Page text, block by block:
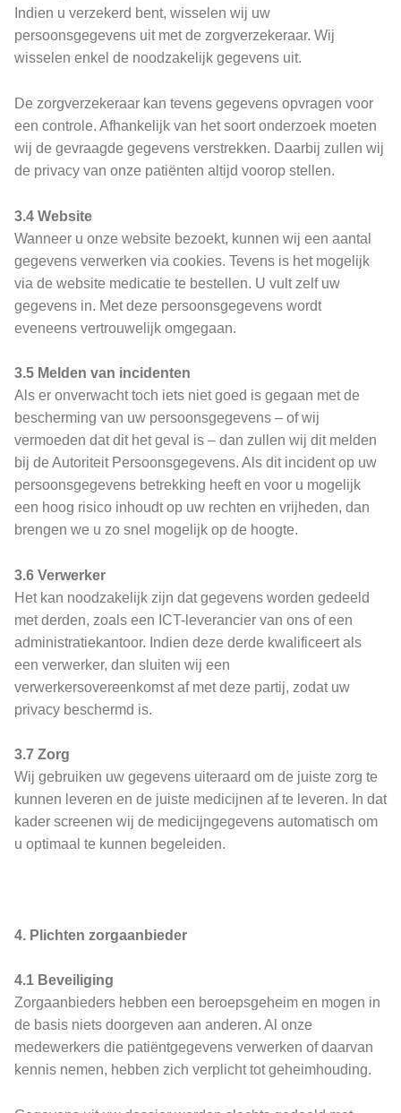
Indien u verzekerd bent, wisselen wij uw
persoonsgegevens uit met de zorgverzekeraar. Wij
wisselen enkel de noodzakelijk gegevens uit.
De zorgverzekeraar kan tevens gegevens opvragen voor
een controle. Afhankelijk van het soort onderzoek moeten
wij de gevraagde gegevens verstrekken. Daarbij zullen wij
de privacy van onze patiënten altijd voorop stellen.
3.4 Website
Wanneer u onze website bezoekt, kunnen wij een aantal
gegevens verwerken via cookies. Tevens is het mogelijk
via de website medicatie te bestellen. U vult zelf uw
gegevens in. Met deze persoonsgegevens wordt
eveneens vertrouwelijk omgegaan.
3.5 Melden van incidenten
Als er onverwacht toch iets niet goed is gegaan met de
bescherming van uw persoonsgegevens – of wij
vermoeden dat dit het geval is – dan zullen wij dit melden
bij de Autoriteit Persoonsgegevens. Als dit incident op uw
persoonsgegevens betrekking heeft en voor u mogelijk
een hoog risico inhoudt op uw rechten en vrijheden, dan
brengen we u zo snel mogelijk op de hoogte.
3.6 Verwerker
Het kan noodzakelijk zijn dat gegevens worden gedeeld
met derden, zoals een ICT-leverancier van ons of een
administratiekantoor. Indien deze derde kwalificeert als
een verwerker, dan sluiten wij een
verwerkersovereenkomst af met deze partij, zodat uw
privacy beschermd is.
3.7 Zorg
Wij gebruiken uw gegevens uiteraard om de juiste zorg te
kunnen leveren en de juiste medicijnen af te leveren. In dat
kader screenen wij de medicijngegevens automatisch om
u optimaal te kunnen begeleiden.
4. Plichten zorgaanbieder
4.1 Beveiliging
Zorgaanbieders hebben een beroepsgeheim en mogen in
de basis niets doorgeven aan anderen. Al onze
medewerkers die patiëntgegevens verwerken of daarvan
kennis nemen, hebben zich verplicht tot geheimhouding.